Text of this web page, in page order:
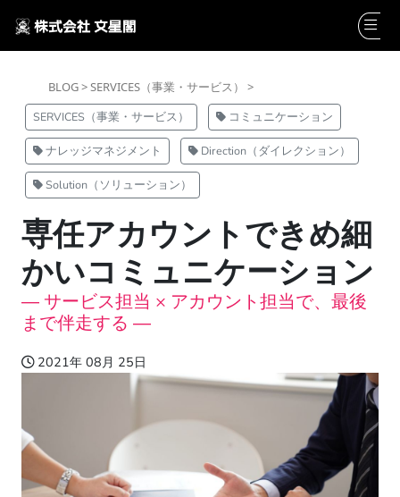
BLOG >SERVICES（事業・サービス） >
SERVICES（事業・サービス） コミュニケーション
ナレッジマネジメント Direction（ダイレクション）
Solution（ソリューション）
専任アカウントできめ細
かいコミュニケーション
― サービス担当 × アカウント担当で、最後
まで伴走する ―
2021年 08月 25日